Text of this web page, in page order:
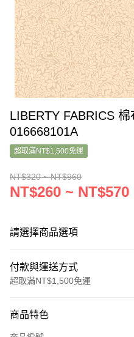
LIBERTY FABRICS
016668101A
超取滿NT$1,500免運
NT$320 ~ NT$960
NT$260 ~ NT$570
請選擇商品選項
付款與運送方式
超取滿NT$1,500免運
信用卡一次付款
商品特色